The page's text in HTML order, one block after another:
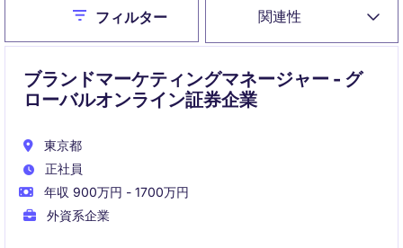
関連性
Closeフィルター
ブランドマーケティングマネージャー - グ
ローバルオンライン証券企業
東京都
正社員
年収 900万円 - 1700万円
外資系企業